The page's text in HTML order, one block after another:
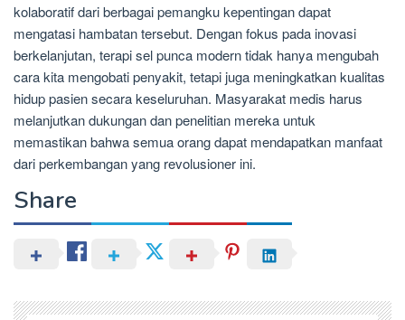
kolaboratif dari berbagai pemangku kepentingan dapat
mengatasi hambatan tersebut. Dengan fokus pada inovasi
berkelanjutan, terapi sel punca modern tidak hanya mengubah
cara kita mengobati penyakit, tetapi juga meningkatkan kualitas
hidup pasien secara keseluruhan. Masyarakat medis harus
melanjutkan dukungan dan penelitian mereka untuk
memastikan bahwa semua orang dapat mendapatkan manfaat
dari perkembangan yang revolusioner ini.
Share